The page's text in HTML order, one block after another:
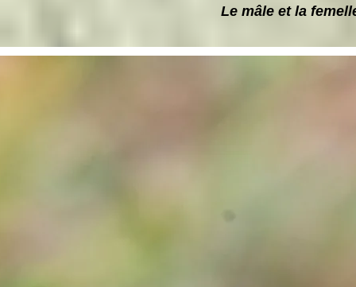
Le mâle et la